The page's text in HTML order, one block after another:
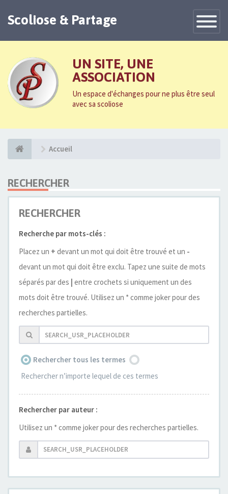
Toggle
Scoliose & Partage
UN SITE, UNE
ASSOCIATION
Un espace d'échanges pour ne plus être seul
avec sa scoliose
Accueil
RECHERCHER
RECHERCHER
Recherche par mots-clés :
Placez un + devant un mot qui doit être trouvé et un -
devant un mot qui doit être exclu. Tapez une suite de mots
séparés par des | entre crochets si uniquement un des
mots doit être trouvé. Utilisez un * comme joker pour des
recherches partielles.
Rechercher tous les termes
Rechercher n’importe lequel de ces termes
Rechercher par auteur :
Utilisez un * comme joker pour des recherches partielles.